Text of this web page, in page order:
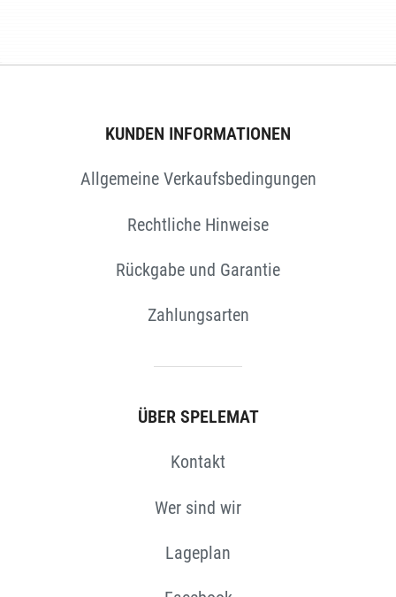
KUNDEN INFORMATIONEN
Allgemeine Verkaufsbedingungen
Rechtliche Hinweise
Rückgabe und Garantie
Zahlungsarten
ÜBER SPELEMAT
Kontakt
Wer sind wir
Lageplan